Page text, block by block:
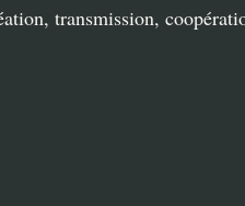
transmission,